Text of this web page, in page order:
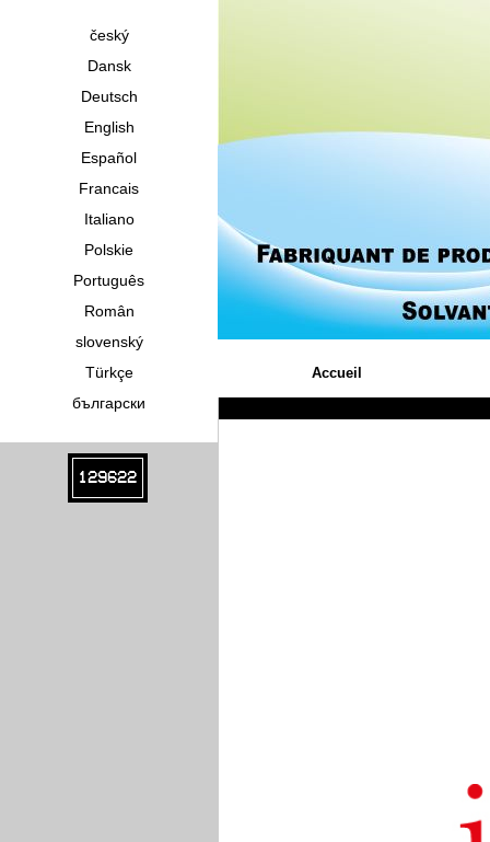
český
Dansk
Deutsch
English
Español
Francais
Italiano
Polskie
Português
Român
slovenský
Türkçe
български
129622
Accueil